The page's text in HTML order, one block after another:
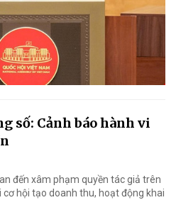
số: Cảnh báo hành vi
đến xâm phạm quyền tác giả trên
hội tạo doanh thu, hoạt động khai